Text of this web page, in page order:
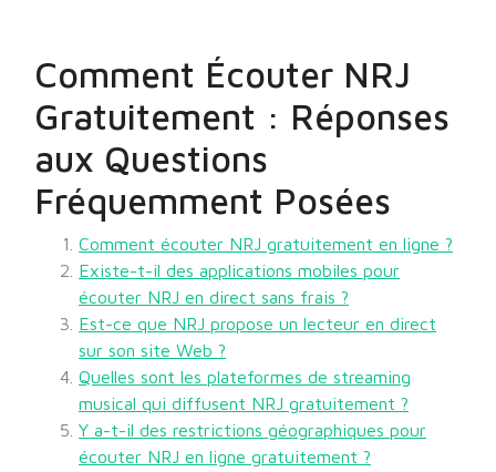
Comment Écouter NRJ
Gratuitement : Réponses
aux Questions
Fréquemment Posées
Comment écouter NRJ gratuitement en ligne ?
Existe-t-il des applications mobiles pour
écouter NRJ en direct sans frais ?
Est-ce que NRJ propose un lecteur en direct
sur son site Web ?
Quelles sont les plateformes de streaming
musical qui diffusent NRJ gratuitement ?
Y a-t-il des restrictions géographiques pour
écouter NRJ en ligne gratuitement ?